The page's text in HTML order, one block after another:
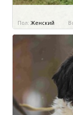
Пол: Женский